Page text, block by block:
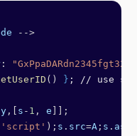
-->
:
"GxPpaDARdn2345fgt321"
() } ; // use
y ,[ s - 1 , e ]];
'script' ); s . src=A ; s .